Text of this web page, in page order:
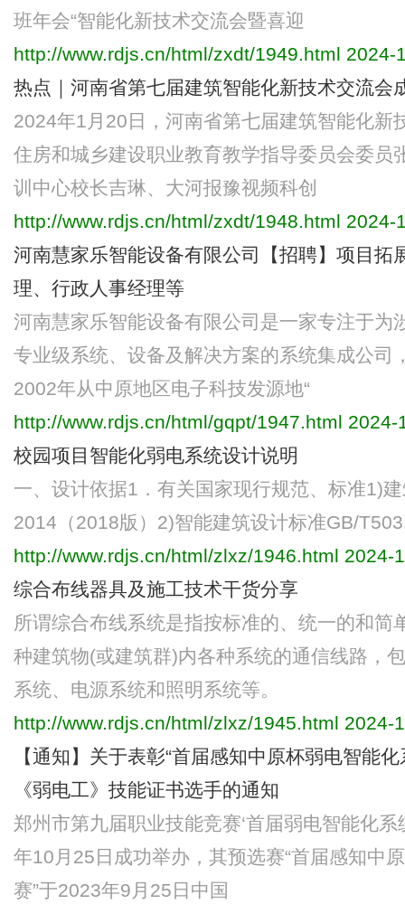
班年会“智能化新技术交流会暨喜迎
http://www.rdjs.cn/html/zxdt/1949.html 2024-
热点｜河南省第七届建筑智能化新技术交流会
2024年1月20日，河南省第七届建筑智能化新
住房和城乡建设职业教育教学指导委员会委员
训中心校长吉琳、大河报豫视频科创
http://www.rdjs.cn/html/zxdt/1948.html 2024-
河南慧家乐智能设备有限公司【招聘】项目拓
理、行政人事经理等
河南慧家乐智能设备有限公司是一家专注于为
专业级系统、设备及解决方案的系统集成公司
2002年从中原地区电子科技发源地“
http://www.rdjs.cn/html/gqpt/1947.html 2024-
校园项目智能化弱电系统设计说明
一、设计依据1．有关国家现行规范、标准1)
2014（2018版）2)智能建筑设计标准GB/
http://www.rdjs.cn/html/zlxz/1946.html 2024-
综合布线器具及施工技术干货分享
所谓综合布线系统是指按标准的、统一的和简
种建筑物(或建筑群)内各种系统的通信线路，
系统、电源系统和照明系统等。
http://www.rdjs.cn/html/zlxz/1945.html 2024-
【通知】关于表彰“首届感知中原杯弱电智能
《弱电工》技能证书选手的通知
郑州市第九届职业技能竞赛‘首届弱电智能化
年10月25日成功举办，其预选赛“首届感知中
赛”于2023年9月25日中国